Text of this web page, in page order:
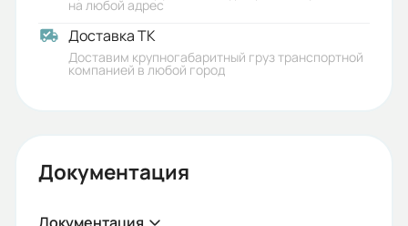
на любой адрес
Доставка ТК
Доставим крупногабаритный груз транспортной
компанией в любой город
Документация